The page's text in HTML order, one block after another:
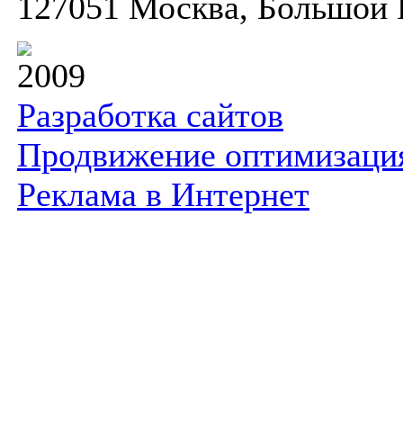
2009
Разработка сайтов
Продвижение
Реклама в Интернет